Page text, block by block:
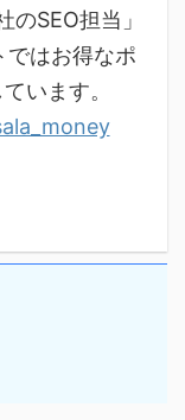
SEO担当」
ではお得なポ
います。